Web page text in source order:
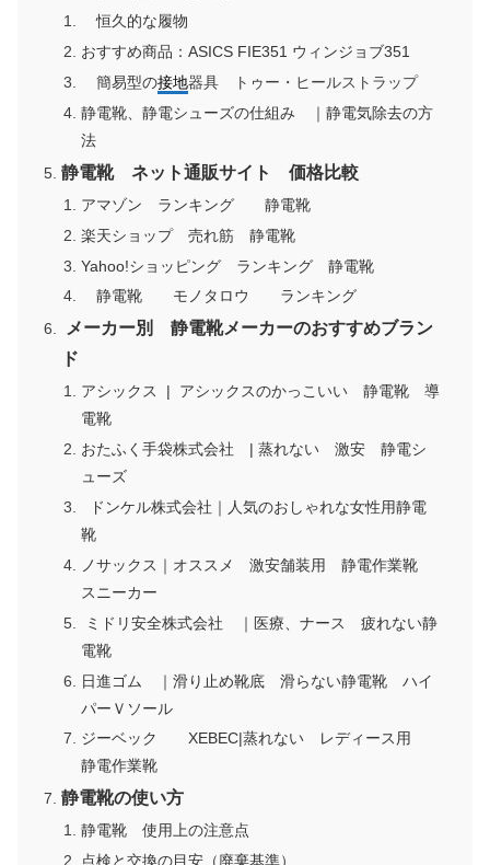
恒久的な履物
おすすめ商品：ASICS FIE351 ウィンジョブ351
簡易型の接地器具 トゥー・ヒールストラップ
静電靴、静電シューズの仕組み ｜静電気除去の方
法
静電靴 ネット通販サイト 価格比較
アマゾン ランキング 静電靴
楽天ショップ 売れ筋 静電靴
Yahoo!ショッピング ランキング 静電靴
静電靴 モノタロウ ランキング
メーカー別 静電靴メーカーのおすすめブラン
ド
アシックス | アシックスのかっこいい 静電靴 導
電靴
おたふく手袋株式会社 | 蒸れない 激安 静電シ
ューズ
ドンケル株式会社｜人気のおしゃれな女性用静電
靴
ノサックス｜オススメ 激安舗装用 静電作業靴
スニーカー
ミドリ安全株式会社 ｜医療、ナース 疲れない静
電靴
日進ゴム ｜滑り止め靴底 滑らない静電靴 ハイ
パーＶソール
ジーベック XEBEC|蒸れない レディース用
静電作業靴
静電靴の使い方
静電靴 使用上の注意点
点検と交換の目安（廃棄基準）